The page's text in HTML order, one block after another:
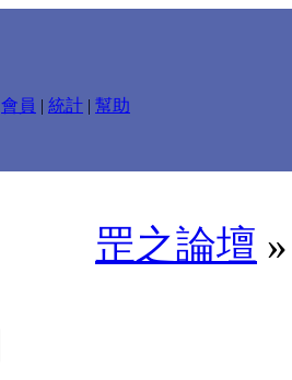
會員 | 統計 | 幫助
罡之論壇